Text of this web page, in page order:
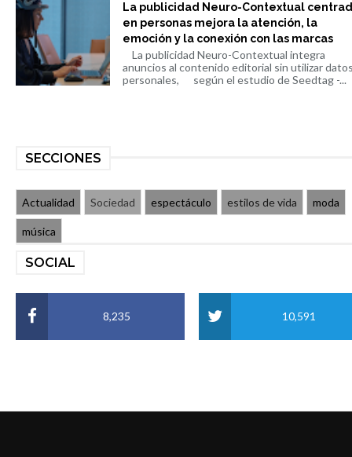
La publicidad Neuro-Contextual
en personas mejora la atención, la
emoción y la conexión con las marcas
La publicidad Neuro-Contextual integra
anuncios al contenido editorial sin utilizar
personales, según el estudio de Seedtag -...
SECCIONES
Actualidad Sociedad espectáculo estilos de vida moda
música
SOCIAL
8,235 10,591